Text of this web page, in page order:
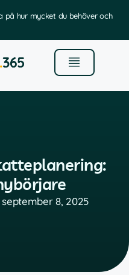
hur mycket du behöver och
september 8, 2025